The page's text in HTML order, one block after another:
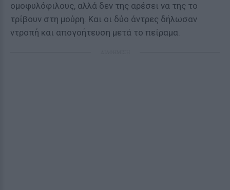
ομοφυλόφιλους, αλλά δεν της αρέσει να της το
τρίβουν στη μούρη. Και οι δύο άντρες δήλωσαν
ντροπή και απογοήτευση μετά το πείραμα.